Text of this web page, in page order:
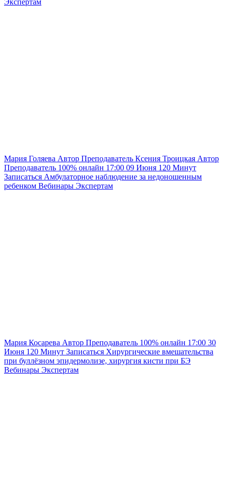
Мария Голяева Автор Преподаватель Ксения Троицкая Автор
Преподаватель 100% онлайн 17:00 09 Июня 120 Минут
Записаться Амбулаторное наблюдение за недоношенным
ребенком Вебинары Экспертам
Мария Косарева Автор Преподаватель 100% онлайн 17:00 30
Июня 120 Минут Записаться Хирургические вмешательства
при буллёзном эпидермолизе, хирургия кисти при БЭ
Вебинары Экспертам